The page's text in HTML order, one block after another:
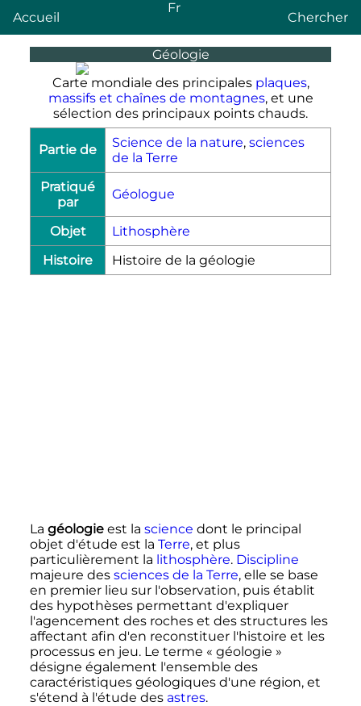
Accueil
Fr
Chercher
Géologie
Carte mondiale des principales plaques,
massifs et chaînes de montagnes, et une
sélection des principaux points chauds.
Partie de Science de la nature, sciences
de la Terre
Pratiqué
par
Géologue
Objet
Lithosphère
Histoire
Histoire de la géologie
La géologieest la science dont le principal
objet d'étude est la Terre, et plus
particulièrement la lithosphère. Discipline
majeure des sciences de la Terre, elle se base
en premier lieu sur l'observation, puis établit
des hypothèses permettant d'expliquer
l'agencement des roches et des structures les
affectant afin d'en reconstituer l'histoire et les
processus en jeu. Le terme « géologie »
désigne également l'ensemble des
caractéristiques géologiques d'une région, et
s'étend à l'étude des astres.